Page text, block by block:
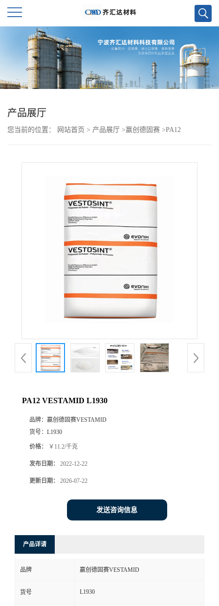
首
页
公
品
厅
系
产品展厅
您当前的位置： 网站首页 > 产品展厅 >赢创德固赛 >PA12
PA12 VESTAMID L1930
品牌： 赢创德固赛VESTAMID
货号： L1930
价格： ￥11.2/千克
发布日期： 2022-12-22
更新日期： 2026-07-22
发送咨询信息
产品详请
品牌 赢创德固赛VESTAMID
货号 L1930